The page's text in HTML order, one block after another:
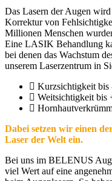
Das Lasern der Augen
Korrektur von
Millionen Menschen
Eine LASIK Behandlung
bei denen das Wachstum
unserem Laserzentrum in
Kurzsichtigkeit bis
Weitsichtigkeit bis
Dabei setzen wir einen
Laser der Welt ein.
Bei uns im BELENUS
viel Wert auf eine